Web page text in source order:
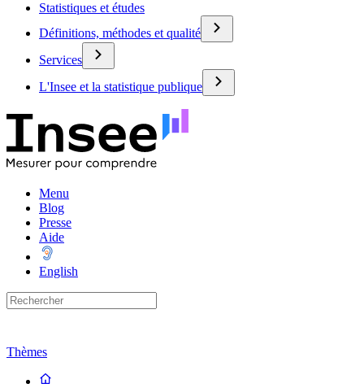
Statistiques et études
Définitions, méthodes et qualité
Services
L'Insee et la statistique publique
Menu
Blog
Presse
Aide
English
Thèmes